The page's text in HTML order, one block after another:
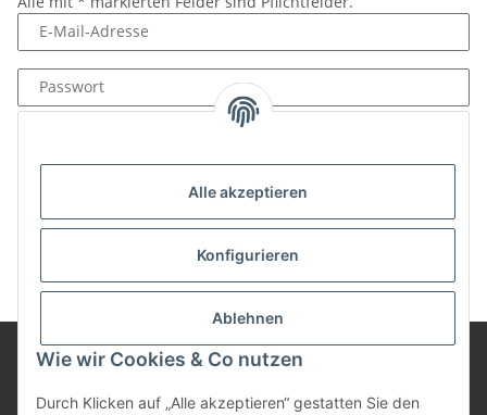
Alle akzeptieren
Konfigurieren
Ablehnen
Wie wir Cookies & Co nutzen
Durch Klicken auf „Alle akzeptieren“ gestatten Sie den
E-Mail-Adresse
Passwort
Neu hier?Jetzt registrieren!
Informationen